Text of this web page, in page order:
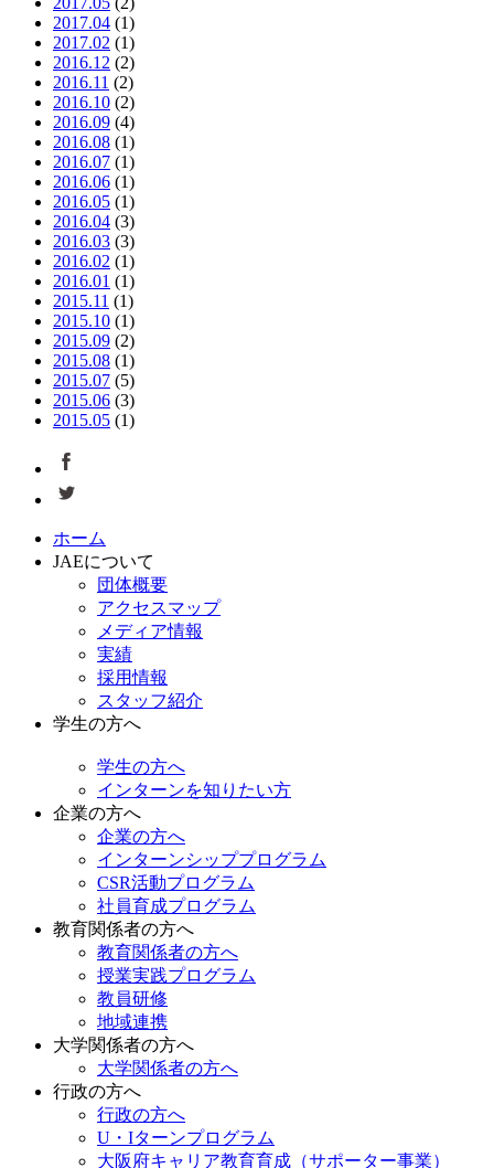
2017.04 (1)
2017.02 (1)
2016.12 (2)
2016.11 (2)
2016.10 (2)
2016.09 (4)
2016.08 (1)
2016.07 (1)
2016.06 (1)
2016.05 (1)
2016.04 (3)
2016.03 (3)
2016.02 (1)
2016.01 (1)
2015.11 (1)
2015.10 (1)
2015.09 (2)
2015.08 (1)
2015.07 (5)
2015.06 (3)
2015.05 (1)
ホーム
JAEについて
団体概要
アクセスマップ
メディア情報
実績
採用情報
スタッフ紹介
学生の方へ
学生の方へ
インターンを知りたい方
企業の方へ
企業の方へ
インターンシッププログラム
CSR活動プログラム
社員育成プログラム
教育関係者の方へ
教育関係者の方へ
授業実践プログラム
教員研修
地域連携
大学関係者の方へ
大学関係者の方へ
行政の方へ
行政の方へ
U・Iターンプログラム
大阪府キャリア教育育成（サポーター事業）